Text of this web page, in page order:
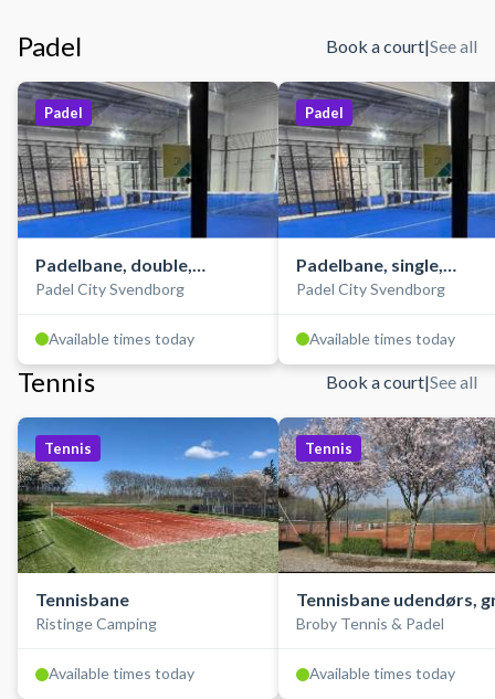
Padel Book a court|See all
Padel
Padelbane, double,
indendørs, lav
Padel City Svendborg
Available times today
Padel
Padelbane, single,
indendørs
Padel City Svendborg
Available times today
Tennis Book a court|See all
Tennis
Tennisbane
Ristinge Camping
Available times today
Tennis
Tennisbane udendørs,
Broby Tennis & Padel
Available times today